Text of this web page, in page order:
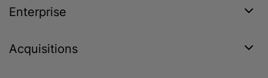
Enterprise
Acquisitions